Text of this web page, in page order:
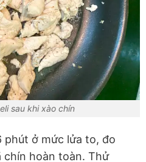
sau khi xào chín
phút ở mức lửa to, đo
chín hoàn toàn. Thử